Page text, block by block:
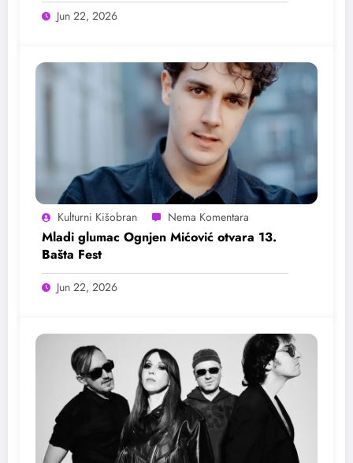
Jun 22, 2026
Kulturni Kišobran
Mladi glumac Ognjen Mićović otvara 13.
Bašta Fest
Jun 22, 2026